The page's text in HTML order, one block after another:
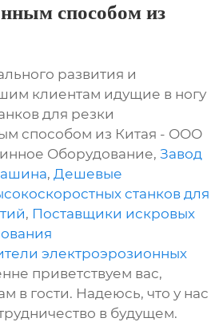
способом из
развития и
клиентам идущие в ногу
для резки
способом из Китая - ООО
Оборудование,Завод
, Дешевые
станков для
, Поставщики искровых
электроэрозионных
приветствуем вас,
в гости. Надеюсь, что у нас
в будущем.